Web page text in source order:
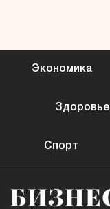
Экономика
Здоровье
Спорт